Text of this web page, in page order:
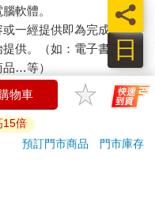
軟體。
一經提供即為完成之線
供。（如：電子書、電
…等）
內衣褲、刮鬍刀、除毛
的猶豫期（含例假
法接受單獨退貨）必須
物車
15倍
預訂門市商品
門市庫存
日
員